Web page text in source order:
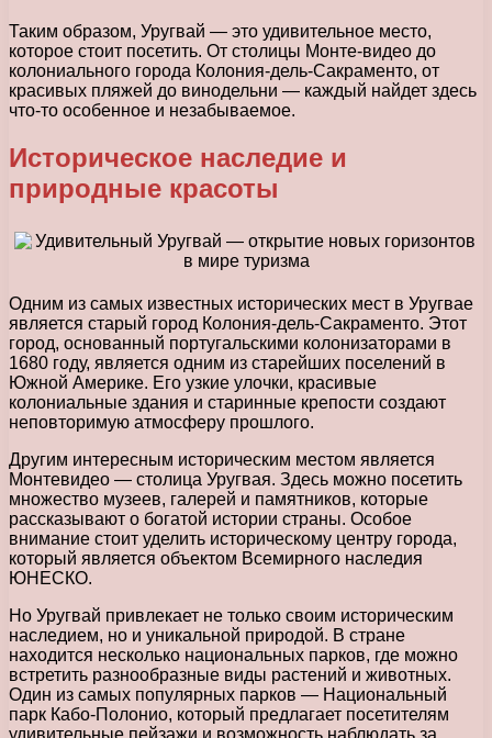
Таким образом, Уругвай — это удивительное место,
которое стоит посетить. От столицы Монте-видео до
колониального города Колония-дель-Сакраменто, от
красивых пляжей до винодельни — каждый найдет здесь
что-то особенное и незабываемое.
Историческое наследие и
природные красоты
Одним из самых известных исторических мест в Уругвае
является старый город Колония-дель-Сакраменто. Этот
город, основанный португальскими колонизаторами в
1680 году, является одним из старейших поселений в
Южной Америке. Его узкие улочки, красивые
колониальные здания и старинные крепости создают
неповторимую атмосферу прошлого.
Другим интересным историческим местом является
Монтевидео — столица Уругвая. Здесь можно посетить
множество музеев, галерей и памятников, которые
рассказывают о богатой истории страны. Особое
внимание стоит уделить историческому центру города,
который является объектом Всемирного наследия
ЮНЕСКО.
Но Уругвай привлекает не только своим историческим
наследием, но и уникальной природой. В стране
находится несколько национальных парков, где можно
встретить разнообразные виды растений и животных.
Один из самых популярных парков — Национальный
парк Кабо-Полонио, который предлагает посетителям
удивительные пейзажи и возможность наблюдать за